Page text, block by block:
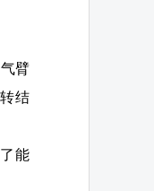
臂
结
能